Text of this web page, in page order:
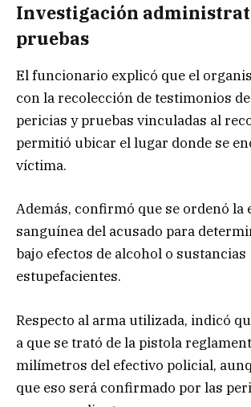
Investigación
pruebas
El funcionario explicó que el
con la recolección de testimonios
pericias y pruebas vinculadas al
permitió ubicar el lugar donde se
víctima.
Además, confirmó que se ordenó la
sanguínea del acusado para
bajo efectos de alcohol o sustancias
estupefacientes.
Respecto al arma utilizada, indicó
a que se trató de la pistola
milímetros del efectivo policial,
que eso será confirmado por las